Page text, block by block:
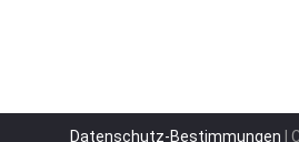
Datenschutz-Bestimmungen |